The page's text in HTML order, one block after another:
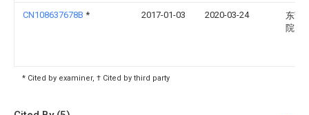
CN108637678B * 2017-01-03 2020-03-24
东莞
院
* Cited by examiner, † Cited by third party